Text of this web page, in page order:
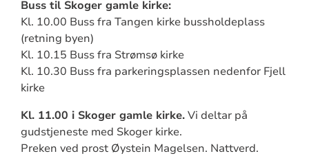
Buss til Skoger gamle kirke:
Kl. 10.00 Buss fra Tangen kirke bussholdeplass
(retning byen)
Kl. 10.15 Buss fra Strømsø kirke
Kl. 10.30 Buss fra parkeringsplassen nedenfor Fjell
kirke
Kl. 11.00 i Skoger gamle kirke.Vi deltar på
gudstjeneste med Skoger kirke.
Preken ved prost Øystein Magelsen. Nattverd.